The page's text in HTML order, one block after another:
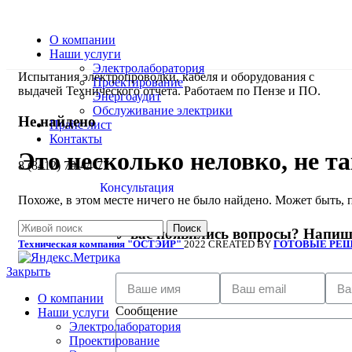
О компании
Наши услуги
Электролаборатория
Проектирование
Энергоаудит
Обслуживание электрики
Прайс-лист
Контакты
8 (8412) 79-44-77
Консультация
У вас появились вопросы?
Сообщение
Испытания электропроводки, кабеля и оборудования с
выдачей Технического отчета. Работаем по Пензе и ПО.
Не найдено
Это несколько неловко, не
Похоже, в этом месте ничего не было найдено. Может быть,
Поиск
Техническая компания "ОСТЭИР" 2022 CREATED BY ГОТОВЫЕ
Закрыть
О компании
Наши услуги
Электролаборатория
Проектирование